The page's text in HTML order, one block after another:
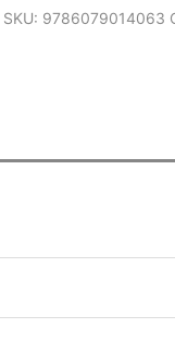
acercamiento
de
SKU: 9786079014063